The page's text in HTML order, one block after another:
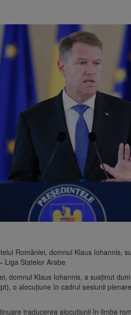
Blocaj pentru 500 de
6 august 2026 Legea integrității,
României, domnul Klaus Iohannis,
Liga Statelor Arabe
domnul Klaus Iohannis, a susţinut
o alocuţiune în cadrul sesiunii
traducerea alocuţiunii în limba